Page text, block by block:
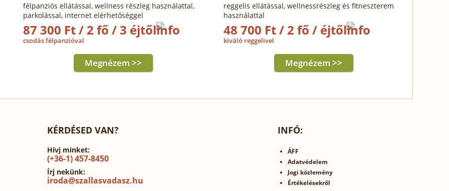
félpanziós ellátással, wellness részleg használattal,
parkolással, internet elérhetőséggel
87 300 Ft / 2 fő / 3 éjtől
csodás félpanzióval
Megnézem >>
reggelis ellátással, wellnessrészleg és fitneszterem
használattal
48 700 Ft / 2 fő / éjtől
kiváló reggelivel
Megnézem >>
KÉRDÉSED VAN?
Hívj minket:
(+36-1) 457-8450
Írj nekünk:
iroda@szallasvadasz.hu
INFÓ:
ÁFF
Adatvédelem
Jogi közlemény
Értékelésekről